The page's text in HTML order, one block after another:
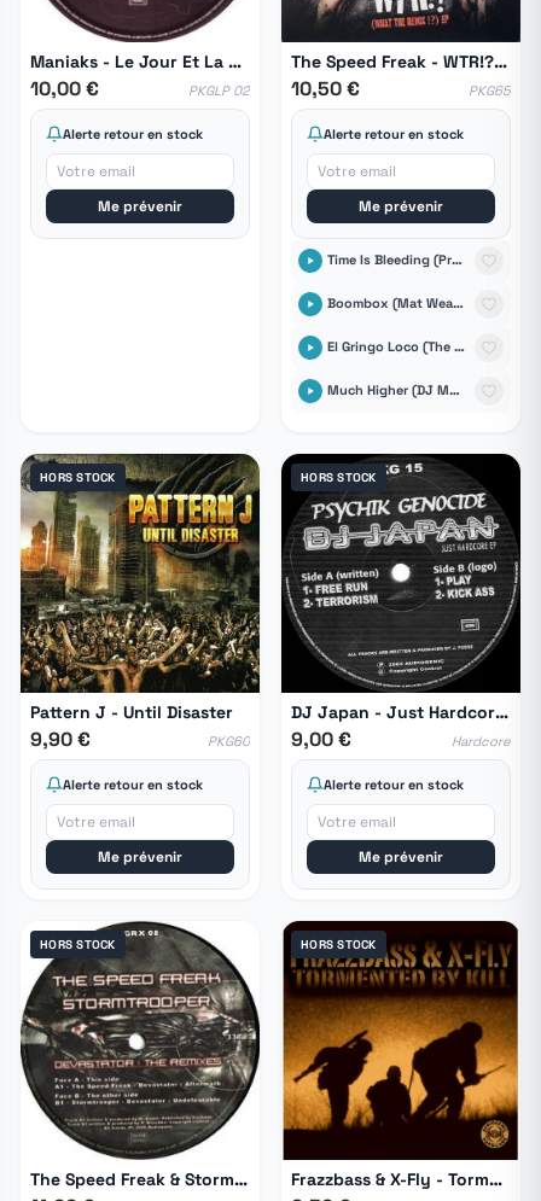
Maniaks ‎- Le Jour Et La Nuit
10,00 € PKGLP 02
Alerte retour en stock
Me prévenir
The Speed Freak - WTR!? (What The Remix!?) EP
10,50 € PKG65
Alerte retour en stock
Me prévenir
Time Is Bleeding (Producers Time Bending Future Retrofit)
Boombox (Mat Weasel Remix)
El Gringo Loco (The Sickest Squad Remix)
Much Higher (DJ Mutante Remix)
HORS STOCK
Pattern J - Until Disaster
9,90 € PKG60
Alerte retour en stock
Me prévenir
HORS STOCK
DJ Japan - Just Hardcore EP
9,00 € Hardcore
Alerte retour en stock
Me prévenir
HORS STOCK
The Speed Freak & Stormtrooper - Devastator : The Remixes
HORS STOCK
Frazzbass & X-Fly - Tormented By Kill